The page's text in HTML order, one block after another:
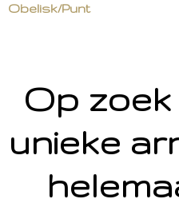
Obelisk/Punt
Op
unieke